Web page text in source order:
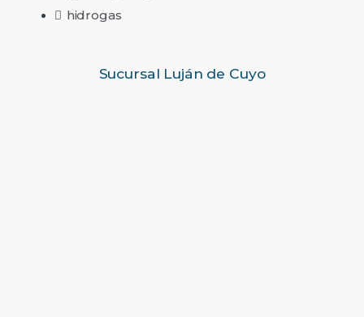
hidrogas
Sucursal Luján de Cuyo